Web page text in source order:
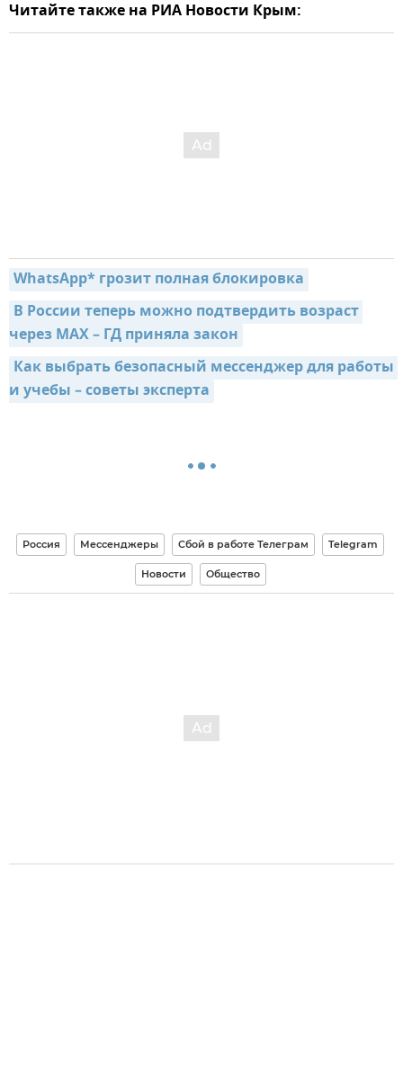
Читайте также на РИА Новости Крым:
WhatsApp* грозит полная блокировка
В России теперь можно подтвердить возраст
через MAX – ГД приняла закон
Как выбрать безопасный мессенджер для работы
и учебы – советы эксперта
Россия Мессенджеры Сбой в работе Телеграм Telegram
Новости Общество